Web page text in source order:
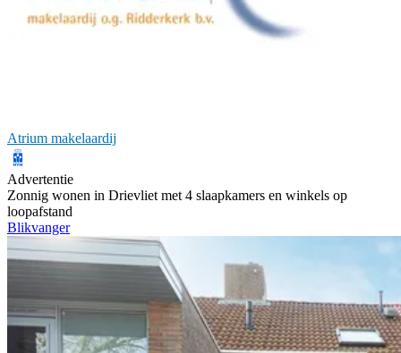
Atrium makelaardij
Advertentie
Zonnig wonen in Drievliet met 4 slaapkamers en winkels op
loopafstand
Blikvanger